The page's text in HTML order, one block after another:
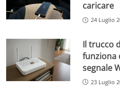
caricare
24 Luglio
Il trucco
funziona
segnale
23 Luglio